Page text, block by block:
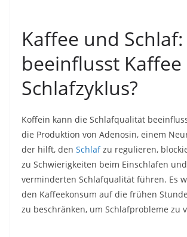
Kaffee und
beeinflusst
Schlafzyklus?
Koffein kann die Schlafqualität
die Produktion von Adenosin, einem
der hilft, den Schlafzu regulieren,
zu Schwierigkeiten beim Einschlafen
verminderten Schlafqualität führen. Es
den Kaffeekonsum auf die frühen
zu beschränken, um Schlafprobleme zu